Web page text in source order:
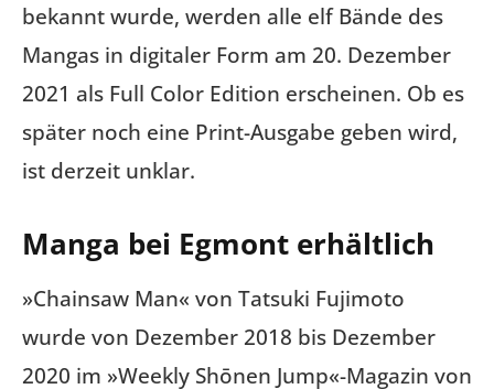
bekannt wurde, werden alle elf Bände des
Mangas in digitaler Form am 20. Dezember
2021 als Full Color Edition erscheinen. Ob es
später noch eine Print-Ausgabe geben wird,
ist derzeit unklar.
Manga bei Egmont erhältlich
»Chainsaw Man« von Tatsuki Fujimoto
wurde von Dezember 2018 bis Dezember
2020 im »Weekly Shōnen Jump«-Magazin von